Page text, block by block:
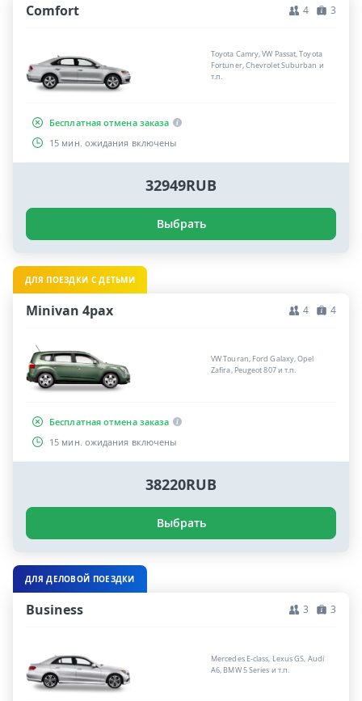
Comfort 4 3
Toyota Camry, VW Passat, Toyota
Fortuner, Chevrolet Suburban и
т.п.
Бесплатная отмена заказа
15 мин. ожидания включены
32949RUB
Выбрать
ДЛЯ ПОЕЗДКИ С ДЕТЬМИ
Minivan 4pax 4 4
VW Touran, Ford Galaxy, Opel
Zafira, Peugeot 807 и т.п.
Бесплатная отмена заказа
15 мин. ожидания включены
38220RUB
Выбрать
ДЛЯ ДЕЛОВОЙ ПОЕЗДКИ
Business 3 3
Mercedes E-class, Lexus GS, Audi
A6, BMW 5 Series и т.п.